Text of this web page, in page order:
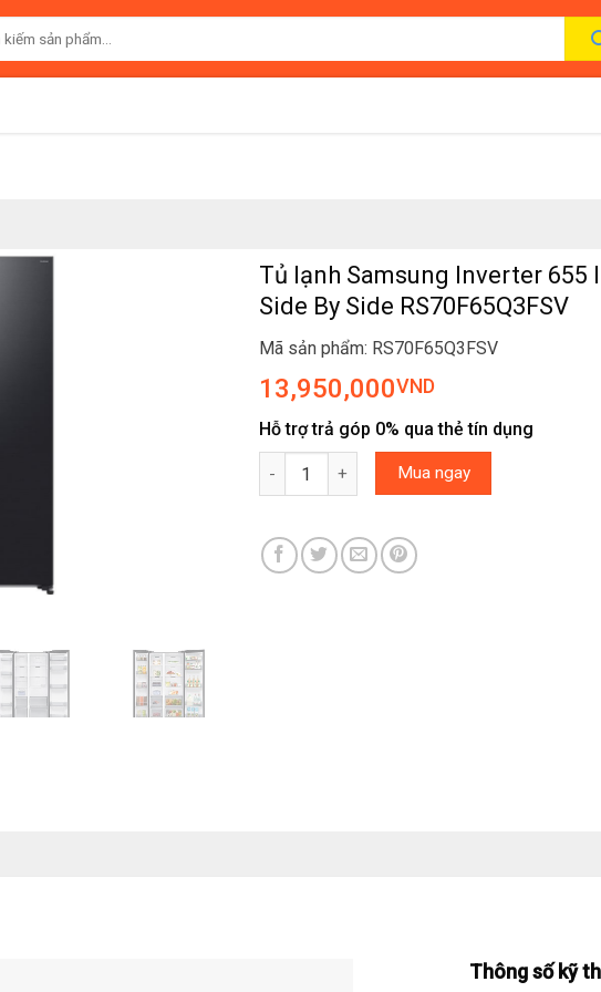
Tủ lạnh Samsung Inverter 655
Side By Side RS70F65Q3FSV
Mã sản phẩm: RS70F65Q3FSV
13,950,000VND
Hỗ trợ trả góp 0% qua thẻ tín dụng
Tủ lạnh Samsung Inverter 655 lít Side By Side
Mua ngay
Thông số kỹ